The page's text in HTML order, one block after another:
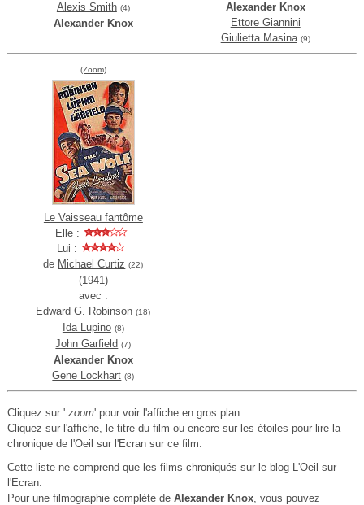
Alexis Smith (4)
Alexander Knox
Alexander Knox
Ettore Giannini
Giulietta Masina (9)
(Zoom)
Le Vaisseau fantôme
Elle :
Lui :
de Michael Curtiz (22)
(1941)
avec :
Edward G. Robinson (18)
Ida Lupino (8)
John Garfield (7)
Alexander Knox
Gene Lockhart (8)
Cliquez sur ' zoom' pour voir l'affiche en gros plan.
Cliquez sur l'affiche, le titre du film ou encore sur les étoiles pour lire la
chronique de l'Oeil sur l'Ecran sur ce film.
Cette liste ne comprend que les films chroniqués sur le blog L'Oeil sur
l'Ecran.
Pour une filmographie complète de Alexander Knox, vous pouvez